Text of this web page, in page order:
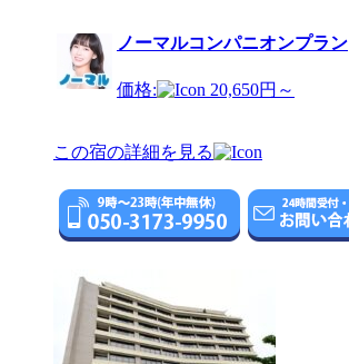
ノーマルコンパニオンプラン
価格: 20,650円～
この宿の詳細を見る